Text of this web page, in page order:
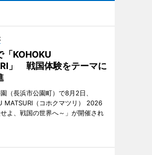
「KOHOKU
」 戦国体験をテーマに
（長浜市公園町）で8月2日、
MATSURI（コホクマツリ） 2026
よ、戦国の世界へ～」が開催され